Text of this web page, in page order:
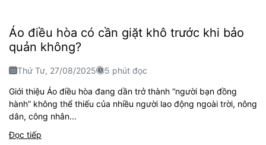
Áo điều hòa có cần giặt khô trước khi bảo
quản không?
Thứ Tư, 27/08/2025 5 phút đọc
Giới thiệu Áo điều hòa đang dần trở thành “người bạn đồng
hành” không thể thiếu của nhiều người lao động ngoài trời, nông
dân, công nhân...
Đọc tiếp